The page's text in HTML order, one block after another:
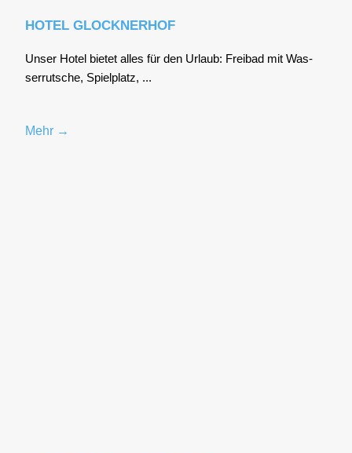
HOTEL GLOCKNERHOF
Unser Hotel bie­tet alles für den Urlaub: Frei­bad mit Was­
ser­rut­sche, Spiel­platz, ...
Mehr →